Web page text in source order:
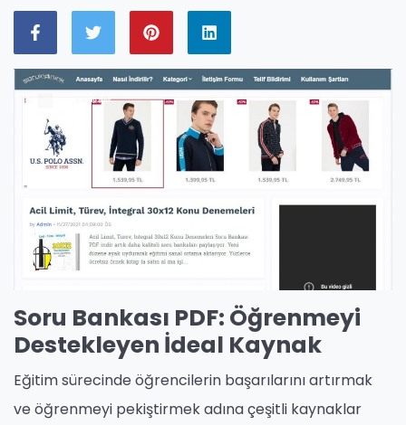
Soru Bankası PDF: Öğrenmeyi
Destekleyen İdeal Kaynak
Eğitim sürecinde öğrencilerin başarılarını artırmak
ve öğrenmeyi pekiştirmek adına çeşitli kaynaklar